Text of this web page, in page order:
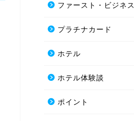
ファースト・ビジネス
プラチナカード
ホテル
ホテル体験談
ポイント